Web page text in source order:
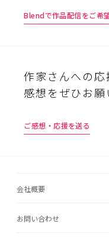
Blendで作品配信をご希
作家さんへの
感想をぜひお願
ご感想・応援を送る
会社概要
お問い合わせ